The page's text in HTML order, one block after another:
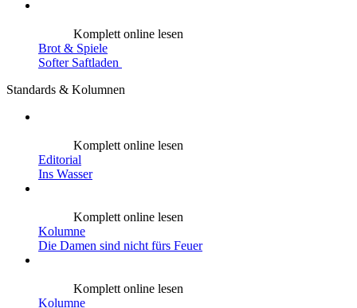
Komplett online lesen
Brot & Spiele
Softer Saftladen
Standards & Kolumnen
Komplett online lesen
Editorial
Ins Wasser
Komplett online lesen
Kolumne
Die Damen sind nicht fürs Feuer
Komplett online lesen
Kolumne